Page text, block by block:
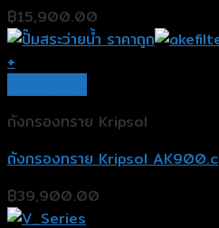
฿15,900.00
+
ถังกรองทราย Kripsol
ถังกรองทราย Kripsol AK900.c
฿39,900.00